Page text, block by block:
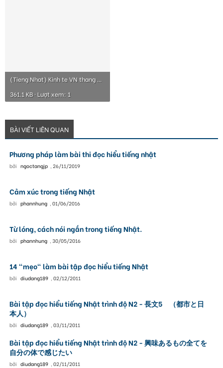
(Tieng Nhat) Kinh te VN thang 07.2010.pdf
361.1 KB · Lượt xem: 1
BÀI VIẾT LIÊN QUAN
Phương pháp làm bài thi đọc hiểu tiếng nhật
bởi ngoctangjp 26/11/2019
Cảm xúc trong tiếng Nhật
bởi phannhung 01/06/2016
Từ lóng, cách nói ngắn trong tiếng Nhật.
bởi phannhung 30/05/2016
14 "mẹo" làm bài tập đọc hiểu tiếng Nhật
bởi diudang189 02/12/2011
Bài tập đọc hiểu tiếng Nhật trình độ N2 - 長文5 （都市と日
本人）
bởi diudang189 03/11/2011
Bài tập đọc hiểu tiếng Nhật trình độ N2 - 興味あるもの全てを
自分の体で感じたい
bởi diudang189 02/11/2011